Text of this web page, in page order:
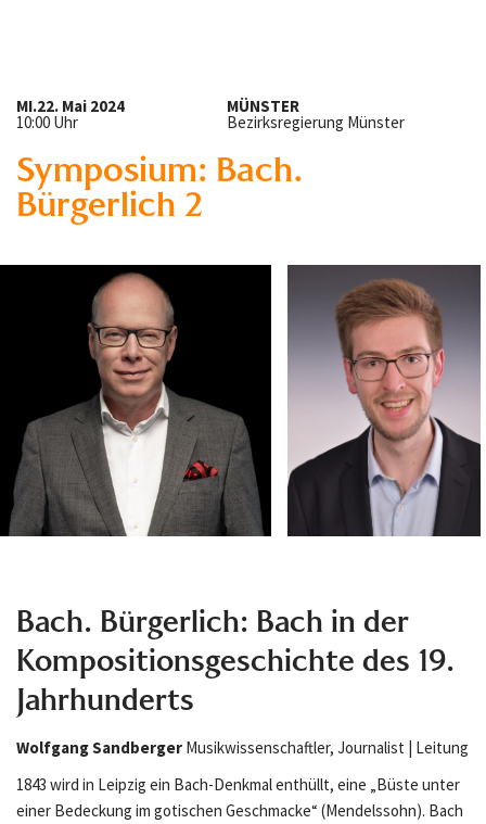
MI.22. Mai 2024
10:00 Uhr
MÜNSTER
Bezirksregierung Münster
Symposium: Bach.
Bürgerlich 2
Bach. Bürgerlich: Bach in der
Kompositionsgeschichte des 19.
Jahrhunderts
Wolfgang Sandberger Musikwissenschaftler, Journalist | Leitung
1843 wird in Leipzig ein Bach-Denkmal enthüllt, eine „Büste unter
einer Bedeckung im gotischen Geschmacke“ (Mendelssohn). Bach